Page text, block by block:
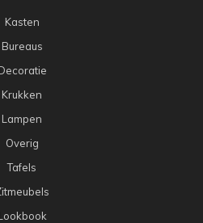
Kasten
Bureaus
Krukken
Lampen
Overig
Tafels